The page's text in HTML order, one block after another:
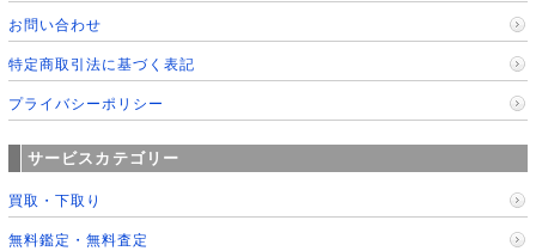
お問い合わせ
特定商取引法に基づく表記
プライバシーポリシー
サービスカテゴリー
買取・下取り
無料鑑定・無料査定